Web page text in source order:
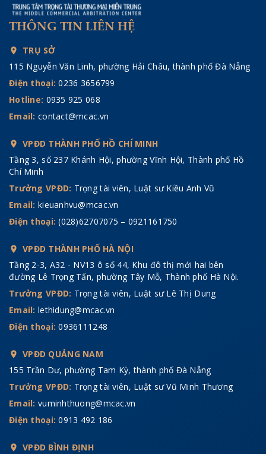
THÔNG TIN LIÊN HỆ
TRỤ SỞ
115 Nguyễn Văn Linh, phường Hải Châu, thành phố Đà Nẵng
Điện thoại:0236 3656799
Hotline: 0935 925 068
Email: contact@mcac.vn
VPĐD THÀNH PHỐ HỒ CHÍ MINH
Tầng 3, số 237 Khánh Hội, phường Vĩnh Hội, Thành phố Hồ
Chí Minh
Trưởng VPĐD: Trọng tài viên, Luật sư Kiều Anh Vũ
Email: kieuanhvu@mcac.vn
Điện thoại:(028)62707075 – 0921161750
VPĐD THÀNH PHỐ HÀ NỘI
Tầng 2-3, A32 - NV13 ô số 44, Khu đô thị mới hai bên
đường Lê Trọng Tấn, phường Tây Mỗ, Thành phố Hà Nội.
Trưởng VPĐD: Trọng tài viên, Luật sư Lê Thị Dung
Email: lethidung@mcac.vn
Điện thoại:0936111248
VPĐD QUẢNG NAM
155 Trần Dư, phường Tam Kỳ, thành phố Đà Nẵng
Trưởng VPĐD: Trọng tài viên, Luật sư Vũ Minh Thương
Email: vuminhthuong@mcac.vn
Điện thoại:0913 492 186
VPĐD BÌNH ĐỊNH